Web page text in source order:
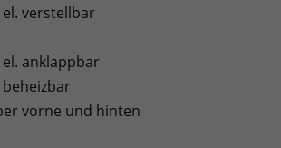
verstellbar
anklappbar
vorne und hinten